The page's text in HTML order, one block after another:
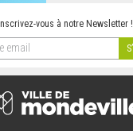
Inscrivez-vous à notre Newsletter !